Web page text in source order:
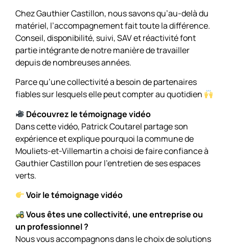
Chez Gauthier Castillon, nous savons qu’au-delà du
matériel, l’accompagnement fait toute la différence.
Conseil, disponibilité, suivi, SAV et réactivité font
partie intégrante de notre manière de travailler
depuis de nombreuses années.
Parce qu’une collectivité a besoin de partenaires
fiables sur lesquels elle peut compter au quotidien
Découvrez le témoignage vidéo
Dans cette vidéo, Patrick Coutarel partage son
expérience et explique pourquoi la commune de
Mouliets-et-Villemartin a choisi de faire confiance à
Gauthier Castillon pour l’entretien de ses espaces
verts.
Voir le témoignage vidéo
Vous êtes une collectivité, une entreprise ou
un professionnel ?
Nous vous accompagnons dans le choix de solutions